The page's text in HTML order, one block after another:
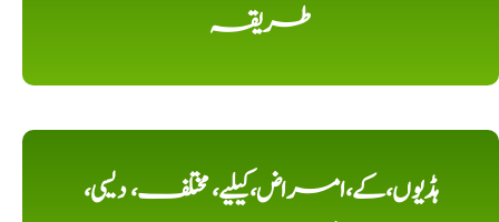
طریقہ
ہڈیوں،کے،امراض،کیلیے، مختلف، دیسی،